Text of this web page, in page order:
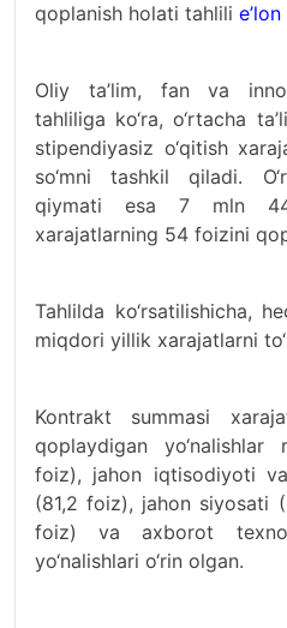
qoplanish holati tahlili
Oliy ta’lim, fan va
tahliliga ko‘ra, o‘rtacha
stipendiyasiz o‘qitish
so‘mni tashkil qiladi.
qiymati esa 7 mln
xarajatlarning 54 foizini
Tahlilda ko‘rsatilishicha,
miqdori yillik xarajatlarni
Kontrakt summasi
qoplaydigan yo‘nalishlar
foiz), jahon iqtisodiyoti
(81,2 foiz), jahon siyosati
foiz) va axborot
yo‘nalishlari o‘rin olgan.